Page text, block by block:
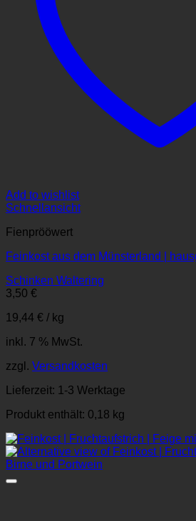
Add to wishlist
Schnellansicht
Fienprööwert
Feinkost aus dem Münsterland |
Schinken Waltering
3,50 €
19,44 € / kg
inkl. 7 % MwSt.
zzgl. Versandkosten
Lieferzeit: 1-3 Werktage
Produkt enthält: 0,18 kg